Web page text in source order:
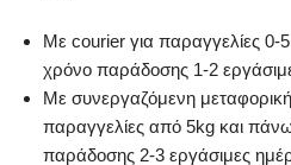
Με courier για παραγγελίες 0-
χρόνο παράδοσης 1-2
Με συνεργαζόμενη μεταφορική
παραγγελίες από 5kg και
παράδοσης 2-3 εργάσιμες